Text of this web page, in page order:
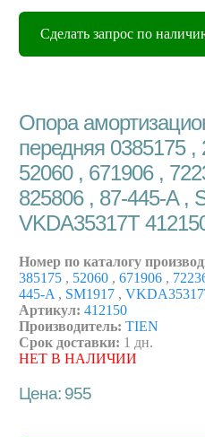
Сделать запрос по
Опора
передняя 0385175 ,
52060 , 671906 ,
825806 , 87-445-A ,
VKDA35317T
Номер по каталогу
385175 , 52060 , 671906 ,
445-A , SM1917 ,
Артикул: 412150
Производитель: TIEN
Срок доставки: 1 дн.
НЕТ В НАЛИЧИИ
Цена: 955